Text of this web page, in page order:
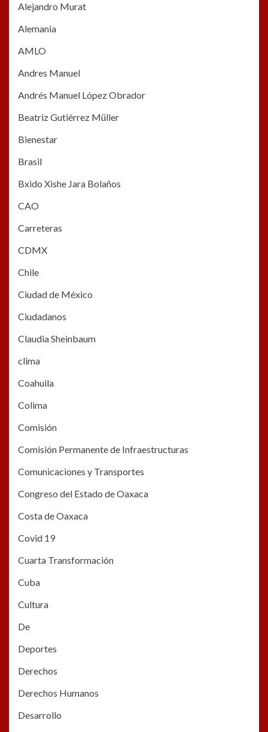
Alejandro Murat
Alemania
AMLO
Andres Manuel
Andrés Manuel López Obrador
Beatriz Gutiérrez Müller
Bienestar
Brasil
Bxido Xishe Jara Bolaños
CAO
Carreteras
CDMX
Chile
Ciudad de México
Ciudadanos
Claudia Sheinbaum
clima
Coahuila
Colima
Comisión
Comisión Permanente de Infraestructuras
Comunicaciones y Transportes
Congreso del Estado de Oaxaca
Costa de Oaxaca
Covid 19
Cuarta Transformación
Cuba
Cultura
De
Deportes
Derechos
Derechos Humanos
Desarrollo